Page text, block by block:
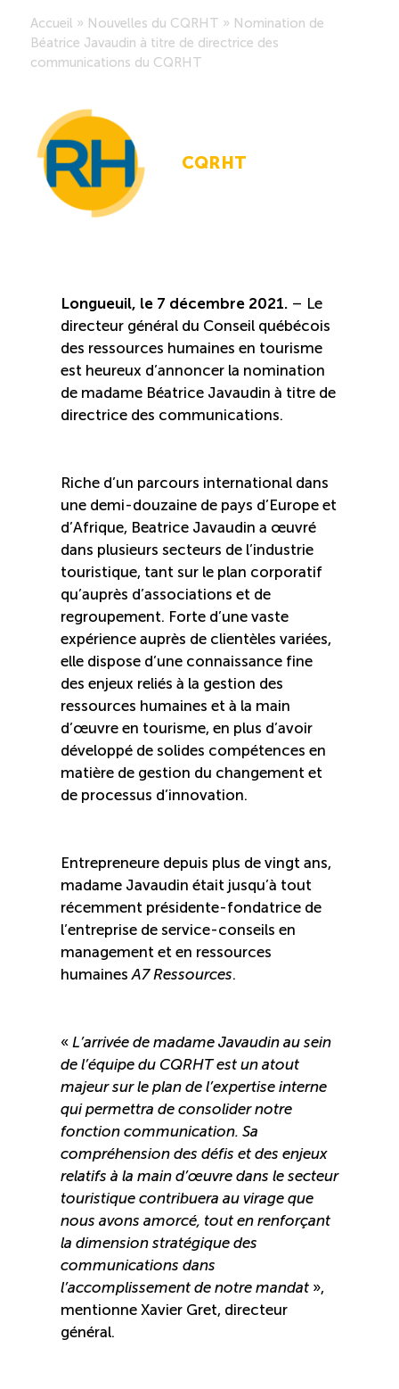
Saisonnalité des emplois
Portail RH
Descriptions de fonction
Diffusion d’offres d’emploi en ligne
Programmes d’aide et subventions
Recrutement de travailleurs étrangers
Compétences et formations
Nouvelles formations
Formation sur mesure
Programme EMERIT
Cuisinier : alternance travail-étude
Apprentissage en milieu de travail
Bilan et reconnaissance des acquis
Initiatives
Destination IA
Programme de francisation
Métiers et carrières en tourisme
Norme entretien ménager
Saisonnalité
Chantier sur la saisonnalité
Accueil » Nouvelles du CQRHT » Nomination de
Béatrice Javaudin à titre de directrice des
communications du CQRHT
CQRHT
Longueuil, le 7 décembre 2021. – Le
directeur général du Conseil québécois
des ressources humaines en tourisme
est heureux d’annoncer la nomination
de madame Béatrice Javaudin à titre de
directrice des communications.
Riche d’un parcours international dans
une demi-douzaine de pays d’Europe et
d’Afrique, Beatrice Javaudin a œuvré
dans plusieurs secteurs de l’industrie
touristique, tant sur le plan corporatif
qu’auprès d’associations et de
regroupement. Forte d’une vaste
expérience auprès de clientèles variées,
elle dispose d’une connaissance fine
des enjeux reliés à la gestion des
ressources humaines et à la main
d’œuvre en tourisme, en plus d’avoir
développé de solides compétences en
matière de gestion du changement et
de processus d’innovation.
Entrepreneure depuis plus de vingt ans,
madame Javaudin était jusqu’à tout
récemment présidente-fondatrice de
l’entreprise de service-conseils en
management et en ressources
humaines A7 Ressources.
« L’arrivée de madame Javaudin au sein
de l’équipe du CQRHT est un atout
majeur sur le plan de l’expertise interne
qui permettra de consolider notre
fonction communication. Sa
compréhension des défis et des enjeux
relatifs à la main d’œuvre dans le secteur
touristique contribuera au virage que
nous avons amorcé, tout en renforçant
la dimension stratégique des
communications dans
l’accomplissement de notre mandat »,
mentionne Xavier Gret, directeur
général.